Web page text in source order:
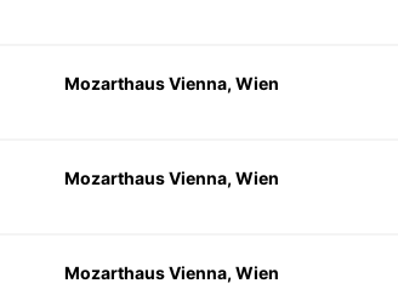
Mozarthaus Vienna, Wien
Mozarthaus Vienna, Wien
Mozarthaus Vienna, Wien